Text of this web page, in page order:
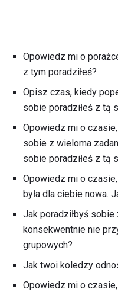
Opowiedz mi o
z tym poradziłeś?
Opisz czas, kiedy
sobie poradziłeś z tą
Opowiedz mi o
sobie z wieloma
sobie poradziłeś z tą
Opowiedz mi o
była dla ciebie nowa.
Jak poradziłbyś
konsekwentnie nie
grupowych?
Jak twoi koledzy
Opowiedz mi o